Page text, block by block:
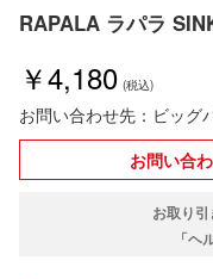
RAPALA ラパラ
￥4,180
お問い合わせ先：ビッグ
お問い合
お取り引
「